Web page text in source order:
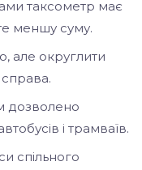
таксометр має
меншу суму.
але округлити
дозволено
і трамваїв.
спільного